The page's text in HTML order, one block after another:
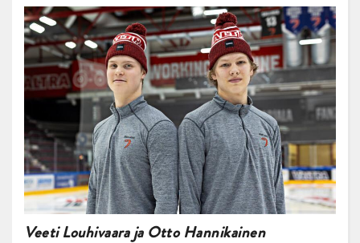
Veeti Louhivaara ja Otto Hannikainen